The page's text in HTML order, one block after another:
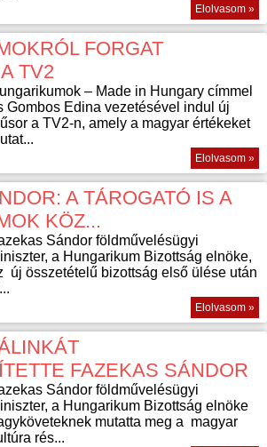
Elolvasom »
FORGAT
TV2
– Made in Hungary címmel
Gombos Edina vezetésével indul új
a TV2-n, amely a magyar értékeket
Elolvasom »
A TÁROGATÓ IS A
KÖZ...
Sándor földművelésügyi
a Hungarikum Bizottság elnöke,
új összetételű bizottság első ülése után
Elolvasom »
FAZEKAS SÁNDOR
Sándor földművelésügyi
a Hungarikum Bizottság elnöke
mutatta meg a magyar
rés...